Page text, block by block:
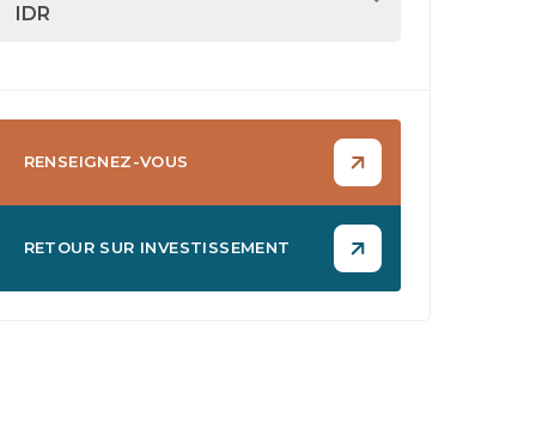
IDR
RENSEIGNEZ-VOUS
RETOUR SUR INVESTISSEMENT